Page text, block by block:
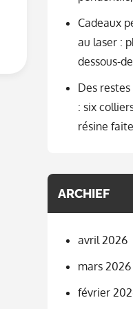
Cadeaux
au laser :
dessous-
Des
: six
résine
ARCHIEF
avril 2026
mars 2026
février